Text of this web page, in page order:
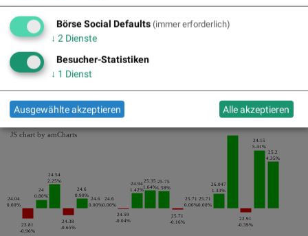
Pics
Die letzten 20 Tage der Periode
24.04
0.00%
23.81
-0.96%
24
0.80%
24.54
2.25%
24.38
-0.65%
24.6
0.90%
24.6
0.00%
24.6
0.00%
24.59
-0.04%
24.94
1.42%
25.35
1.64%
25.75
1.58%
25.71
-0.16%
25.71
0.00%
25.71
0.00%
26.047
1.33%
22.91
-0.39%
24.15
5.41%
25.2
4.35%
JS chart by amCharts
Börse Social Defaults (immer erforderlich)
↓ 2 Dienste
Besucher-Statistiken
↓ 1 Dienst
Ausgewählte akzeptieren Alle akzeptieren